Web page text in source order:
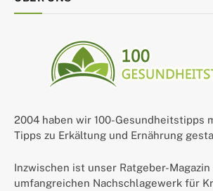
2004 haben wir 100-Gesundheitstipps
Tipps zu Erkältung und Ernährung
Inzwischen ist unser Ratgeber-Magazin
umfangreichen Nachschlagewerk für